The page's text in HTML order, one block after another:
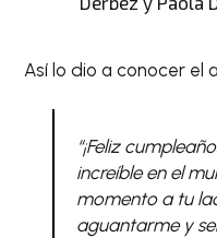
Así lo dio a conocer el
“¡Feliz
increíble en el
momento a tu
aguantarme y